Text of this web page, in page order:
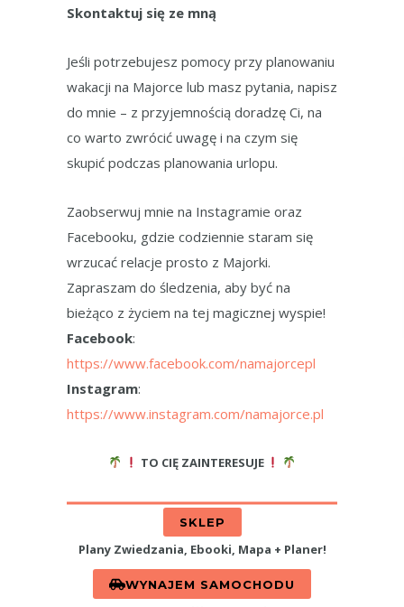
Skontaktuj się ze mną
Jeśli potrzebujesz pomocy przy planowaniu
wakacji na Majorce lub masz pytania, napisz
do mnie – z przyjemnością doradzę Ci, na
co warto zwrócić uwagę i na czym się
skupić podczas planowania urlopu.
Zaobserwuj mnie na Instagramie oraz
Facebooku, gdzie codziennie staram się
wrzucać relacje prosto z Majorki.
Zapraszam do śledzenia, aby być na
bieżąco z życiem na tej magicznej wyspie!
Facebook:
https://www.facebook.com/namajorcepl
Instagram:
https://www.instagram.com/namajorce.pl
TO CIĘ ZAINTERESUJE
SKLEP
Plany Zwiedzania, Ebooki, Mapa + Planer!
WYNAJEM SAMOCHODU